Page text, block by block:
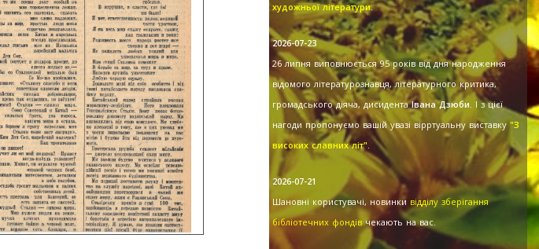
художньої літератури.
2026-07-23
26 липня виповнюється 95 років від дня народження
відомого літературознавця, літературного критика,
громадського діяча, дисидентаІвана Дзюби. І з цієї
нагоди пропонуємо вашій увазі вірртуальну виставку"З
високих славних літ".
2026-07-21
Шановні користувачі, новинки відділу зберігання
бібліотечних фондівчекають на вас.